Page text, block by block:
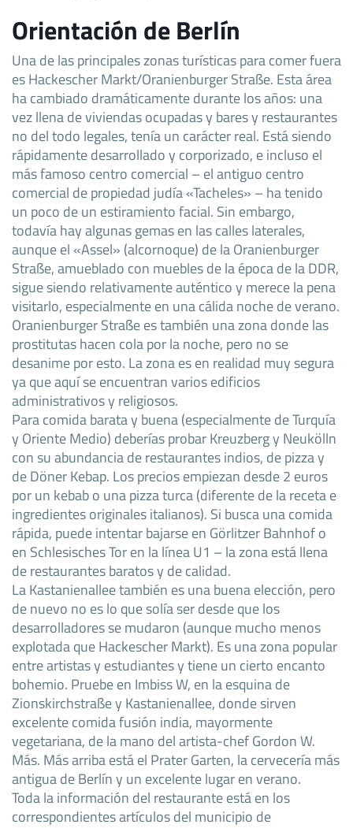
Orientación de Berlín
Una de las principales zonas turísticas para comer fuera
es Hackescher Markt/Oranienburger Straße. Esta área
ha cambiado dramáticamente durante los años: una
vez llena de viviendas ocupadas y bares y restaurantes
no del todo legales, tenía un carácter real. Está siendo
rápidamente desarrollado y corporizado, e incluso el
más famoso centro comercial – el antiguo centro
comercial de propiedad judía «Tacheles» – ha tenido
un poco de un estiramiento facial. Sin embargo,
todavía hay algunas gemas en las calles laterales,
aunque el «Assel» (alcornoque) de la Oranienburger
Straße, amueblado con muebles de la época de la DDR,
sigue siendo relativamente auténtico y merece la pena
visitarlo, especialmente en una cálida noche de verano.
Oranienburger Straße es también una zona donde las
prostitutas hacen cola por la noche, pero no se
desanime por esto. La zona es en realidad muy segura
ya que aquí se encuentran varios edificios
administrativos y religiosos.
Para comida barata y buena (especialmente de Turquía
y Oriente Medio) deberías probar Kreuzberg y Neukölln
con su abundancia de restaurantes indios, de pizza y
de Döner Kebap. Los precios empiezan desde 2 euros
por un kebab o una pizza turca (diferente de la receta e
ingredientes originales italianos). Si busca una comida
rápida, puede intentar bajarse en Görlitzer Bahnhof o
en Schlesisches Tor en la línea U1 – la zona está llena
de restaurantes baratos y de calidad.
La Kastanienallee también es una buena elección, pero
de nuevo no es lo que solía ser desde que los
desarrolladores se mudaron (aunque mucho menos
explotada que Hackescher Markt). Es una zona popular
entre artistas y estudiantes y tiene un cierto encanto
bohemio. Pruebe en Imbiss W, en la esquina de
Zionskirchstraße y Kastanienallee, donde sirven
excelente comida fusión india, mayormente
vegetariana, de la mano del artista-chef Gordon W.
Más. Más arriba está el Prater Garten, la cervecería más
antigua de Berlín y un excelente lugar en verano.
Toda la información del restaurante está en los
correspondientes artículos del municipio de